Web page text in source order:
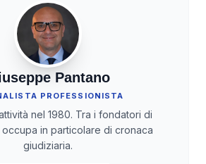
Pantano
PROFESSIONISTA
nel 1980. Tra i fondatori di
occupa in particolare di cronaca
giudiziaria.